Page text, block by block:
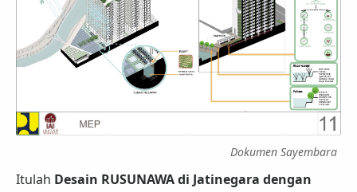
Dokumen Sayembara
Itulah Desain RUSUNAWA di Jatinegara dengan